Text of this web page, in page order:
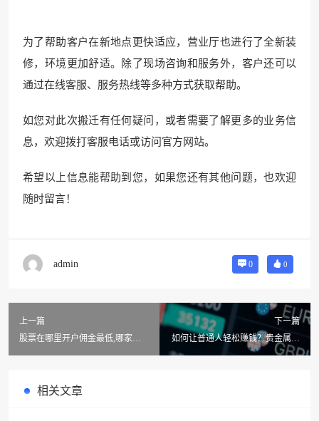
为了帮助客户在新地点更快适应，营业厅也进行了全新装
修，环境更加舒适。除了现场咨询和服务外，客户还可以
通过在线客服、服务热线等多种方式获取帮助。
如您对此次搬迁有任何疑问，或者需要了解更多的业务信
息，欢迎拨打客服电话或访问官方网站。
希望以上信息能帮助到您，如果您还有其他问题，也欢迎
随时留言！
admin 0 0
上一篇
股票在哪里开户佣金最低,哪家券
下一篇
如何让普通人轻松赚钱？贵金属投
资与开户全攻略！
相关文章